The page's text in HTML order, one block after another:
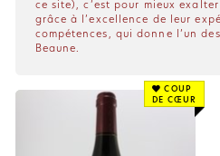
ce site), c’est pour mieux
grâce à l’excellence de leur
compétences, qui donne l’un
Beaune.
COUP
DE CŒUR